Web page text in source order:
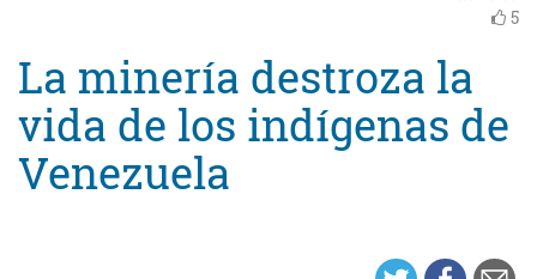
5
La minería destroza la
vida de los indígenas de
Venezuela